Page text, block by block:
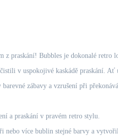
praskání! Bubbles je dokonalé
v uspokojivé kaskádě praskání.
zábavy a vzrušení při
a praskání v pravém retro stylu.
nebo více bublin stejné barvy a